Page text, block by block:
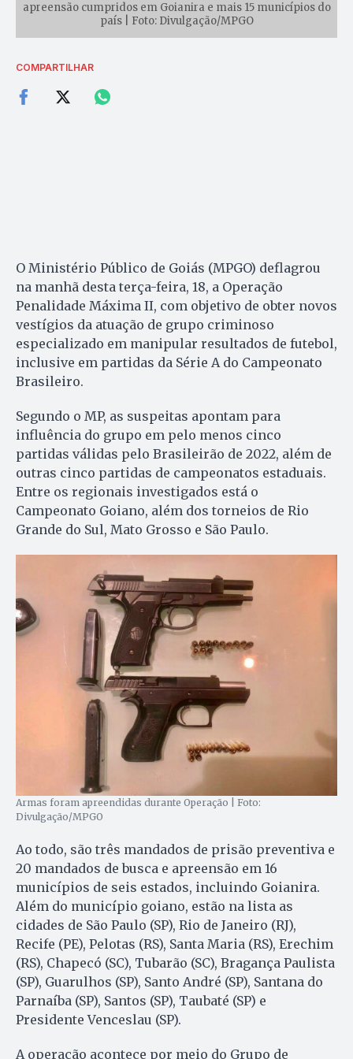
apreensão cumpridos em Goianira e mais 15 municípios do
país | Foto: Divulgação/MPGO
COMPARTILHAR
O Ministério Público de Goiás (MPGO) deflagrou
na manhã desta terça-feira, 18, a Operação
Penalidade Máxima II, com objetivo de obter novos
vestígios da atuação de grupo criminoso
especializado em manipular resultados de futebol,
inclusive em partidas da Série A do Campeonato
Brasileiro.
Segundo o MP, as suspeitas apontam para
influência do grupo em pelo menos cinco
partidas válidas pelo Brasileirão de 2022, além de
outras cinco partidas de campeonatos estaduais.
Entre os regionais investigados está o
Campeonato Goiano, além dos torneios de Rio
Grande do Sul, Mato Grosso e São Paulo.
Armas foram apreendidas durante Operação | Foto:
Divulgação/MPGO
Ao todo, são três mandados de prisão preventiva e
20 mandados de busca e apreensão em 16
municípios de seis estados, incluindo Goianira.
Além do município goiano, estão na lista as
cidades de São Paulo (SP), Rio de Janeiro (RJ),
Recife (PE), Pelotas (RS), Santa Maria (RS), Erechim
(RS), Chapecó (SC), Tubarão (SC), Bragança Paulista
(SP), Guarulhos (SP), Santo André (SP), Santana do
Parnaíba (SP), Santos (SP), Taubaté (SP) e
Presidente Venceslau (SP).
A operação acontece por meio do Grupo de